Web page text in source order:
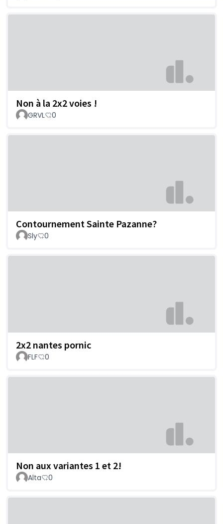
Non à la 2x2 voies !
GRVL 0
Contournement Sainte Pazanne?
Sly 0
2x2 nantes pornic
FLF 0
Non aux variantes 1 et 2!
Alta 0